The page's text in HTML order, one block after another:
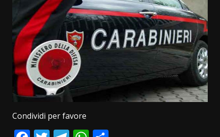
Condividi per favore